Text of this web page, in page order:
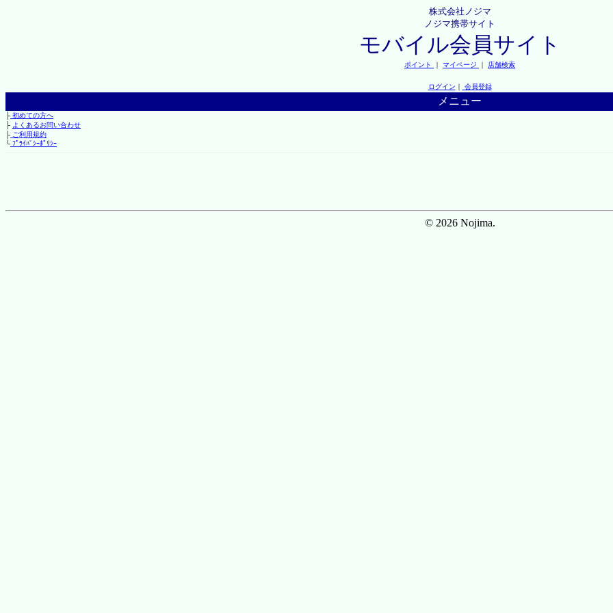
株式会社ノジマ
ノジマ携帯サイト
モバイル会員サイト
ポイント ｜ マイページ ｜ 店舗検索
ログイン ｜ 会員登録
メニュー
├初めての方へ
├ よくあるお問い合わせ
├ご利用規約
└ﾌﾟﾗｲﾊﾞｼｰﾎﾟﾘｼｰ
© 2026 Nojima.